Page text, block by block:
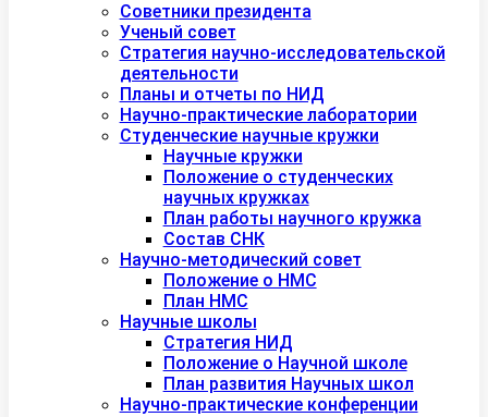
Советники президента
Ученый совет
Стратегия научно-исследовательской
деятельности
Планы и отчеты по НИД
Научно-практические лаборатории
Студенческие научные кружки
Научные кружки
Положение о студенческих
научных кружках
План работы научного кружка
Состав СНК
Научно-методический совет
Положение о НМС
План НМС
Научные школы
Стратегия НИД
Положение о Научной школе
План развития Научных школ
Научно-практические конференции